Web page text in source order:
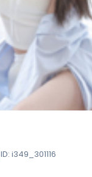
ID: i349_301116